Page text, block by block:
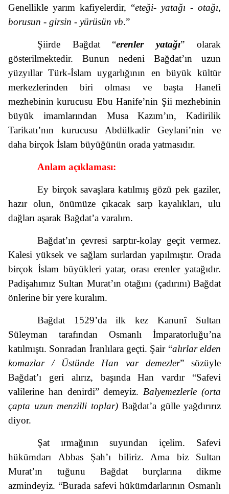
Genellikle yarım kafiyelerdir, “eteği- yatağı - otağı,
borusun - girsin - yürüsün vb.”
Şiirde Bağdat “erenler yatağı” olarak
gösterilmektedir. Bunun nedeni Bağdat’ın uzun
yüzyıllar Türk-İslam uygarlığının en büyük kültür
merkezlerinden biri olması ve başta Hanefi
mezhebinin kurucusu Ebu Hanife’nin Şii mezhebinin
büyük imamlarından Musa Kazım’ın, Kadirilik
Tarikatı’nın kurucusu Abdülkadir Geylani’nin ve
daha birçok İslam büyüğünün orada yatmasıdır.
Anlam açıklaması:
Ey birçok savaşlara katılmış gözü pek gaziler,
hazır olun, önümüze çıkacak sarp kayalıkları, ulu
dağları aşarak Bağdat’a varalım.
Bağdat’ın çevresi sarptır-kolay geçit vermez.
Kalesi yüksek ve sağlam surlardan yapılmıştır. Orada
birçok İslam büyükleri yatar, orası erenler yatağıdır.
Padişahımız Sultan Murat’ın otağını (çadırını) Bağdat
önlerine bir yere kuralım.
Bağdat 1529’da ilk kez Kanunî Sultan
Süleyman tarafından Osmanlı İmparatorluğu’na
katılmıştı. Sonradan İranlılara geçti. Şair “alırlar elden
komazlar / Üstünde Han var demezler” sözüyle
Bağdat’ı geri alırız, başında Han vardır “Safevi
valilerine han denirdi” demeyiz. Balyemezlerle (orta
çapta uzun menzilli toplar)Bağdat’a gülle yağdırırız
diyor.
Şat ırmağının suyundan içelim. Safevi
hükümdarı Abbas Şah’ı biliriz. Ama biz Sultan
Murat’ın tuğunu Bağdat burçlarına dikme
azmindeyiz. “Burada safevi hükümdarlarının Osmanlı